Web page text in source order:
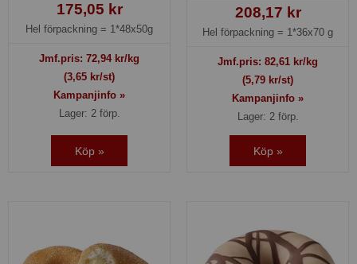
175,05 kr
Hel förpackning = 1*48x50g
Jmf.pris: 72,94 kr/kg
(3,65 kr/st)
Kampanjinfo »
Lager: 2 förp.
Köp »
208,17 kr
Hel förpackning = 1*36x70 g
Jmf.pris: 82,61 kr/kg
(5,79 kr/st)
Kampanjinfo »
Lager: 2 förp.
Köp »